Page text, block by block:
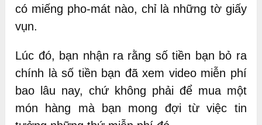
có miếng pho-mát nào, chỉ là những tờ giấy
vụn.
Lúc đó, bạn nhận ra rằng số tiền bạn bỏ ra
chính là số tiền bạn đã xem video miễn phí
bao lâu nay, chứ không phải để mua một
món hàng mà bạn mong đợi từ việc tin